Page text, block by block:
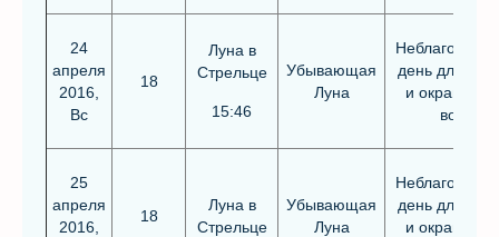
24
апреля
2016,
Вс
18
Луна в
Стрельце
15:46
Убывающая
Луна
день для
и
волос
25
апреля
2016,
18
Луна в
Стрельце
Убывающая
Луна
день для
и